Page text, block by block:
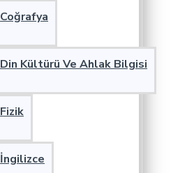
Coğrafya
Din Kültürü Ve Ahlak Bilgisi
Fizik
İngilizce